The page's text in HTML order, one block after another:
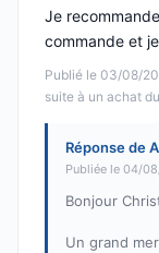
Publié le 03/08/
suite à un achat
Je
commande et
Réponse de
Publiée le 04/
Bonjour
Un grand